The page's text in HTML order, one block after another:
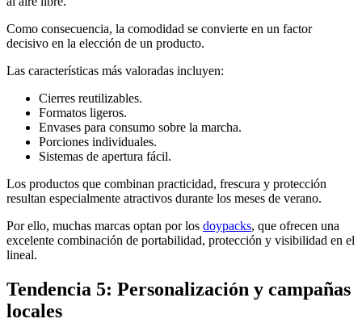
Como consecuencia, la comodidad se convierte en un factor
decisivo en la elección de un producto.
Las características más valoradas incluyen:
Cierres reutilizables.
Formatos ligeros.
Envases para consumo sobre la marcha.
Porciones individuales.
Sistemas de apertura fácil.
Los productos que combinan practicidad, frescura y protección
resultan especialmente atractivos durante los meses de verano.
Por ello, muchas marcas optan por los doypacks, que ofrecen una
excelente combinación de portabilidad, protección y visibilidad en el
lineal.
Tendencia 5: Personalización y campañas
locales